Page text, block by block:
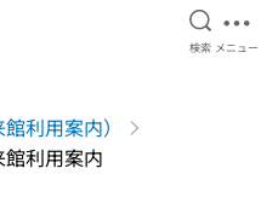
検索を
検索 メ
メニュー
利用案内）
利用案内